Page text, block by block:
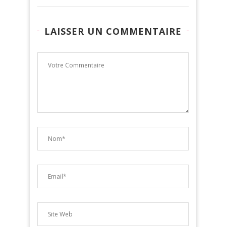
LAISSER UN COMMENTAIRE